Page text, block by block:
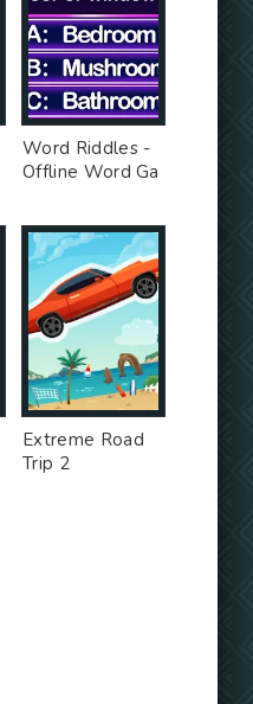
Word Riddles -
Offline Word Ga
Extreme Road
Trip 2